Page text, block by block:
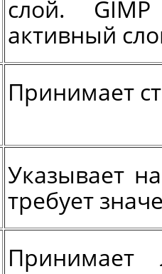
слой. GIMP
активный
Принимает
Указывает
требует
Принимает